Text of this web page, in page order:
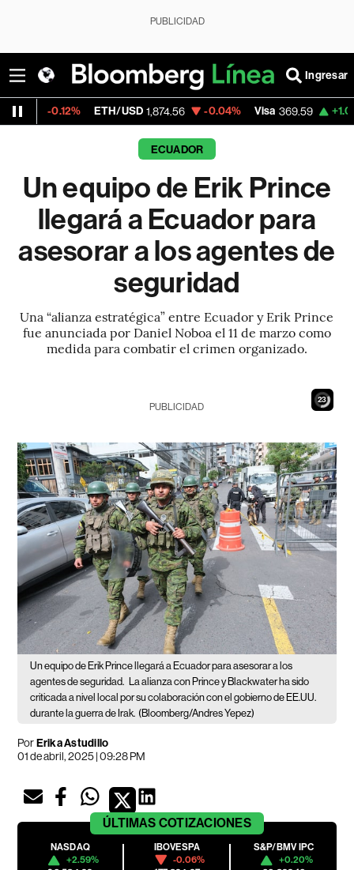
PUBLICIDAD
Ingresar
ETH/USD 1,874.56 -0.04% Visa 369.59 +1.07%
ECUADOR
Un equipo de Erik Prince
llegará a Ecuador para
asesorar a los agentes de
seguridad
Una “alianza estratégica” entre Ecuador y Erik Prince
fue anunciada por Daniel Noboa el 11 de marzo como
medida para combatir el crimen organizado.
21
PUBLICIDAD
Un equipo de Erik Prince llegará a Ecuador para asesorar a los
agentes de seguridad. La alianza con Prince y Blackwater ha sido
criticada a nivel local por su colaboración con el gobierno de EE.UU.
durante la guerra de Irak. (Bloomberg/Andres Yepez)
PorErika Astudillo
01 de abril, 2025 | 09:28 PM
ÚLTIMAS COTIZACIONES
NASDAQ
+2.59%
IBOVESPA
-0.06%
S&P/BMV IPC
+0.20%